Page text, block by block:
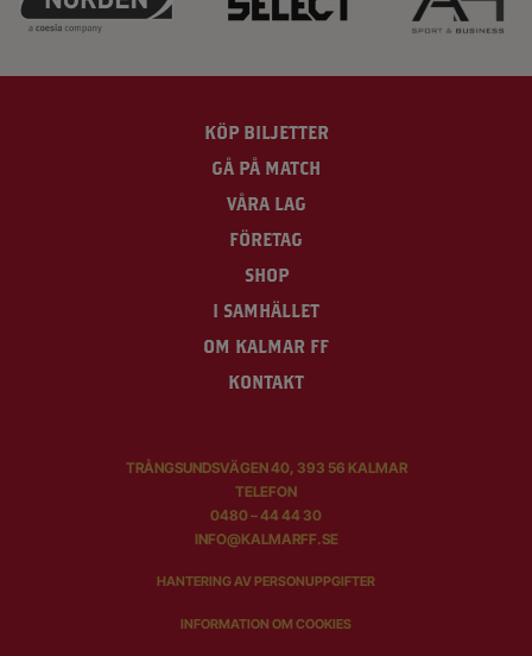
KÖP BILJETTER
GÅ PÅ MATCH
VÅRA LAG
FÖRETAG
SHOP
I SAMHÄLLET
OM KALMAR FF
KONTAKT
TRÅNGSUNDSVÄGEN 40, 393 56 KALMAR
TELEFON
0480 – 44 44 30
INFO@KALMARFF.SE
HANTERING AV PERSONUPPGIFTER
INFORMATION OM COOKIES